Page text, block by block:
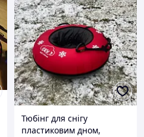
Тюбінг для снігу
пластиковим дном,